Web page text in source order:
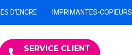
SERVICE CLIENT
D'ENCRE IMPRIMANTES-COPIEURS